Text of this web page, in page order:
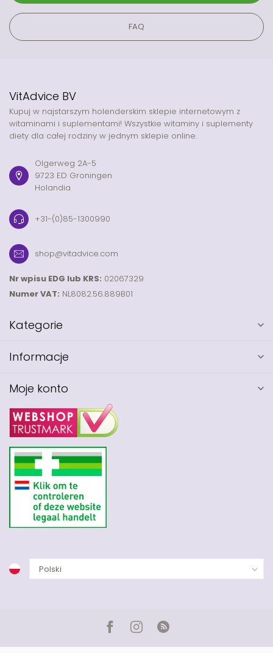
FAQ
VitAdvice BV
Kupuj w najstarszym holenderskim sklepie internetowym z
witaminami i suplementami! Wszystkie witaminy i suplementy
diety dla całej rodziny w jednym sklepie online.
Olgerweg 2A-5
9723 ED Groningen
Holandia
+31-(0)85-1300990
shop@vitadvice.com
Nr wpisu EDG lub KRS: 02067329
Numer VAT: NL8082.56.889B01
Kategorie
Informacje
Moje konto